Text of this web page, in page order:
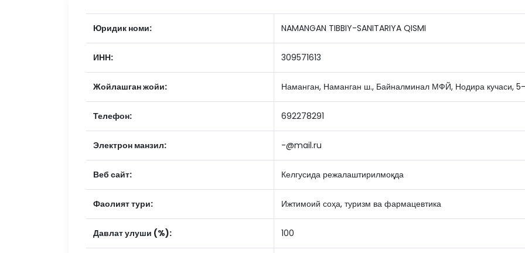
Юридик номи: NAMANGAN TIBBIY-SANITARIYA QISMI
ИНН: 309571613
Жойлашган жойи: Наманган, Наманган ш., Байналминал МФЙ, Нодира кучаси,
Телефон: 692278291
Электрон манзил: -@mail.ru
Веб сайт: Келгусида режалаштирилмоқда
Фаолият тури: Ижтимоий соҳа, туризм ва фармацевтика
Давлат улуши (%): 100